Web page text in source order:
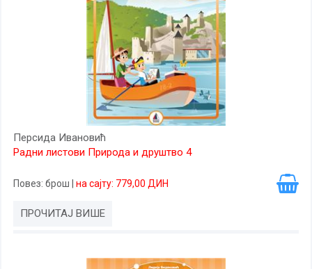
Персида Ивановић
Радни листови Природа и друштво 4
Повез: брош на сајту: 779,00 ДИН
ПРОЧИТАЈ ВИШЕ